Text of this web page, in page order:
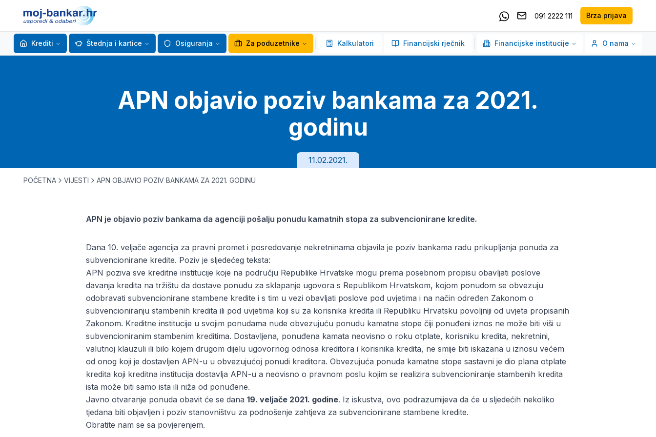
Kontaktirajte nas putem Whatsappa
091 2222 111 Brza prijava
Krediti Štednja i kartice Osiguranja Za poduzetnike Kalkulatori Financijski rječnik Financijske institucije O nama
APN objavio poziv bankama za 2021.
godinu
11.02.2021.
POČETNA VIJESTI APN OBJAVIO POZIV BANKAMA ZA 2021. GODINU
APN je objavio poziv bankama da agenciji pošalju ponudu kamatnih stopa za subvencionirane kredite.
Dana 10. veljače agencija za pravni promet i posredovanje nekretninama objavila je poziv bankama radu prikupljanja ponuda za
subvencionirane kredite. Poziv je sljedećeg teksta:
APN poziva sve kreditne institucije koje na području Republike Hrvatske mogu prema posebnom propisu obavljati poslove
davanja kredita na tržištu da dostave ponudu za sklapanje ugovora s Republikom Hrvatskom, kojom ponudom se obvezuju
odobravati subvencionirane stambene kredite i s tim u vezi obavljati poslove pod uvjetima i na način određen Zakonom o
subvencioniranju stambenih kredita ili pod uvjetima koji su za korisnika kredita ili Republiku Hrvatsku povoljniji od uvjeta propisanih
Zakonom. Kreditne institucije u svojim ponudama nude obvezujuću ponudu kamatne stope čiji ponuđeni iznos ne može biti viši u
subvencioniranim stambenim kreditima. Dostavljena, ponuđena kamata neovisno o roku otplate, korisniku kredita, nekretnini,
valutnoj klauzuli ili bilo kojem drugom dijelu ugovornog odnosa kreditora i korisnika kredita, ne smije biti iskazana u iznosu većem
od onog koji je dostavljen APN-u u obvezujućoj ponudi kreditora. Obvezujuća ponuda kamatne stope sastavni je dio plana otplate
kredita koji kreditna institucija dostavlja APN-u a neovisno o pravnom poslu kojim se realizira subvencioniranje stambenih kredita
ista može biti samo ista ili niža od ponuđene.
Javno otvaranje ponuda obavit će se dana 19. veljače 2021. godine. Iz iskustva, ovo podrazumijeva da će u sljedećih nekoliko
tjedana biti objavljen i poziv stanovništvu za podnošenje zahtjeva za subvencionirane stambene kredite.
Obratite nam se sa povjerenjem.